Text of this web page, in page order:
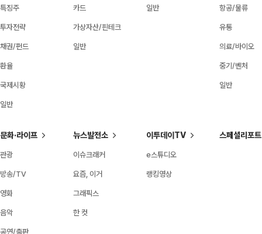
특징주
투자전략
채권/펀드
환율
국제시황
일반
카드
가상자산/핀테크
일반
일반 항공/물류
유통
의료/바이오
중기/벤처
일반
문화·라이프
관광
방송/TV
영화
음악
공연/출판
뉴스발전소
이슈크래커
요즘, 이거
그래픽스
한 컷
이투데이TV
e스튜디오
랭킹영상
스페셜리포트